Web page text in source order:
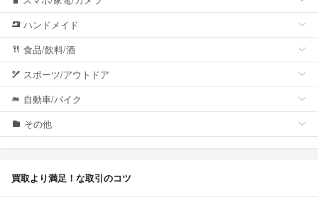
ハンドメイド
食品/飲料/酒
スポーツ/アウトドア
自動車/バイク
その他
買取より満足！な取引のコツ